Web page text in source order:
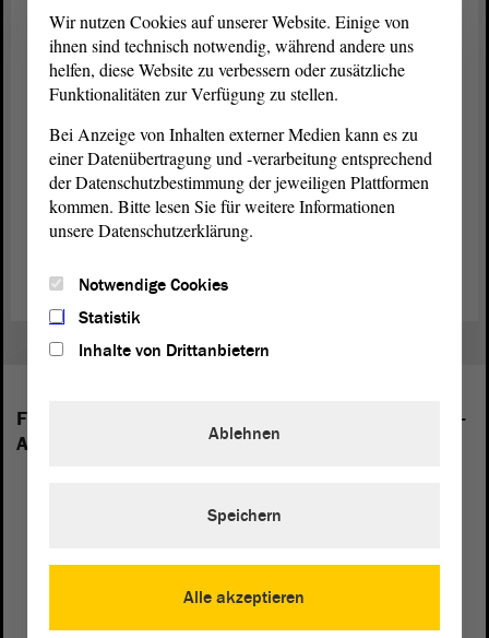
© ltlsa/Werner Klapper
Der Innenhof des Landtags von Sachsen-Anhalt.
Folgende Fraktionen sind im Landtag von Sachsen-
Anhalt vertreten:
Wir nutzen Cookies auf unserer Website. Einige von
ihnen sind technisch notwendig, während andere uns
helfen, diese Website zu verbessern oder zusätzliche
Funktionalitäten zur Verfügung zu stellen.
Bei Anzeige von Inhalten externer Medien kann es zu
einer Datenübertragung und -verarbeitung entsprechend
der Datenschutzbestimmung der jeweiligen Plattformen
kommen. Bitte lesen Sie für weitere Informationen
unsere Datenschutzerklärung.
Notwendige Cookies
Statistik
Inhalte von Drittanbietern
Alle akzeptieren
Ablehnen
Speichern